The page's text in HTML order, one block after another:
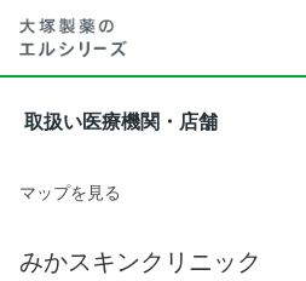
取扱い医療機関・店舗
マップを見る
みかスキンクリニック